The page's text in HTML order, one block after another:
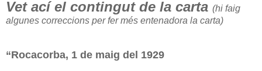
Vet ací el contingut de la carta (hi faig
algunes correccions per fer més entenadora la carta)
“Rocacorba, 1 de maig del 1929